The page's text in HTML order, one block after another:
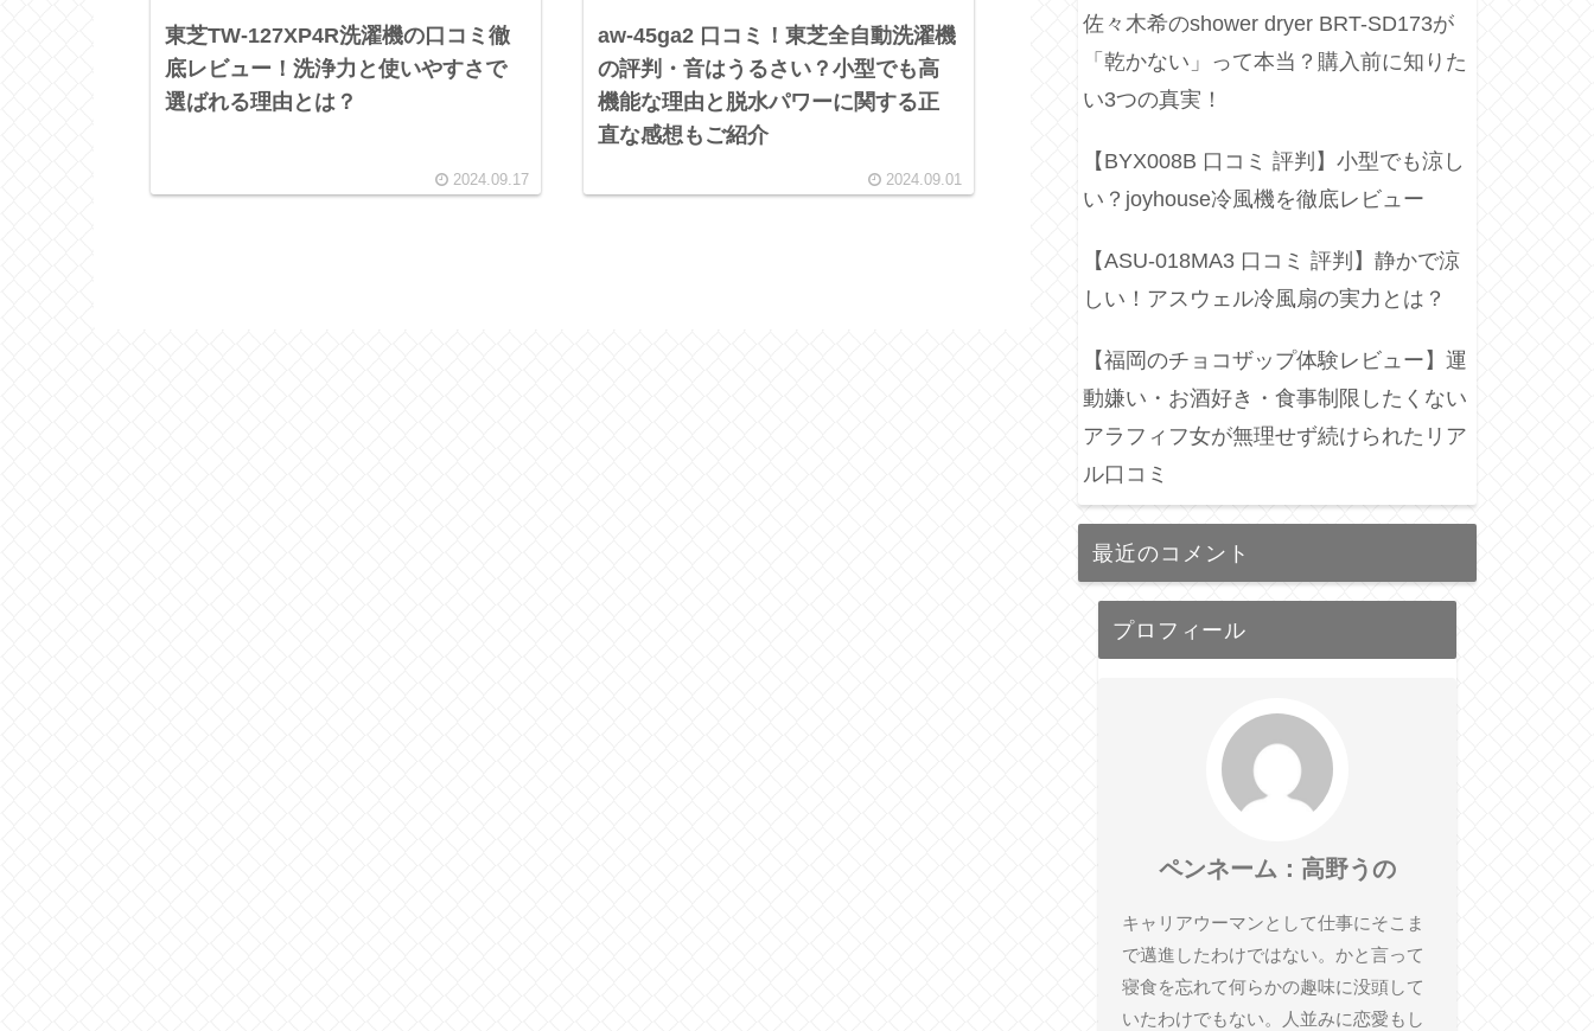
東芝TW-127XP4R洗濯機の口コミ徹
底レビュー！洗浄力と使いやすさで
選ばれる理由とは？
2024.09.17
aw-45ga2 口コミ！東芝全自動洗濯機
の評判・音はうるさい？小型でも高
機能な理由と脱水パワーに関する正
直な感想もご紹介
2024.09.01
佐々木希のshower dryer BRT-SD173が
「乾かない」って本当？購入前に知りた
い3つの真実！
【BYX008B 口コミ 評判】小型でも涼し
い？joyhouse冷風機を徹底レビュー
【ASU-018MA3 口コミ 評判】静かで涼
しい！アスウェル冷風扇の実力とは？
【福岡のチョコザップ体験レビュー】運
動嫌い・お酒好き・食事制限したくない
アラフィフ女が無理せず続けられたリア
ル口コミ
最近のコメント
プロフィール
ペンネーム：高野うの
キャリアウーマンとして仕事にそこま
で邁進したわけではない。かと言って
寝食を忘れて何らかの趣味に没頭して
いたわけでもない。人並みに恋愛もし